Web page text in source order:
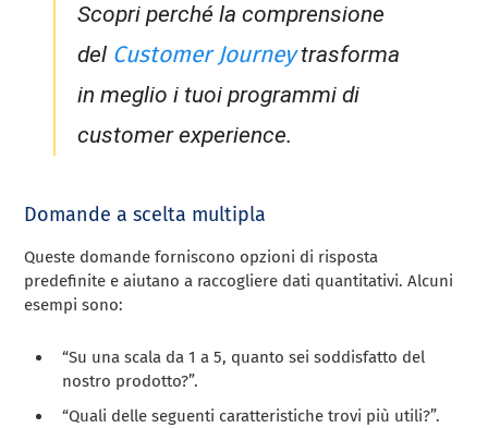
Scopri perché la comprensione
del Customer Journeytrasforma
in meglio i tuoi programmi di
customer experience.
Domande a scelta multipla
Queste domande forniscono opzioni di risposta
predefinite e aiutano a raccogliere dati quantitativi. Alcuni
esempi sono:
“Su una scala da 1 a 5, quanto sei soddisfatto del
nostro prodotto?”.
“Quali delle seguenti caratteristiche trovi più utili?”.